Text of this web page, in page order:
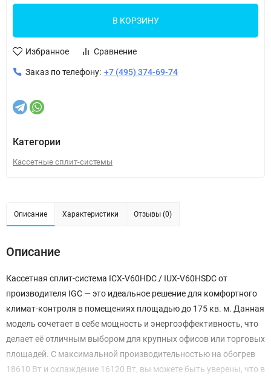
В КОРЗИНУ
Избранное Сравнение
Заказ по телефону: +7 (495) 374-69-74
Категории
Кассетные сплит-системы
Описание Характеристики Отзывы (0)
Описание
Кассетная сплит-система ICX-V60HDC / IUX-V60HSDC от
производителя IGC — это идеальное решение для комфортного
климат-контроля в помещениях площадью до 175 кв. м. Данная
модель сочетает в себе мощность и энергоэффективность, что
делает её отличным выбором для крупных офисов или торговых
площадей. С максимальной производительностью на обогрев
18610 Вт и охлаждение 16120 Вт, вы можете быть уверены, что в